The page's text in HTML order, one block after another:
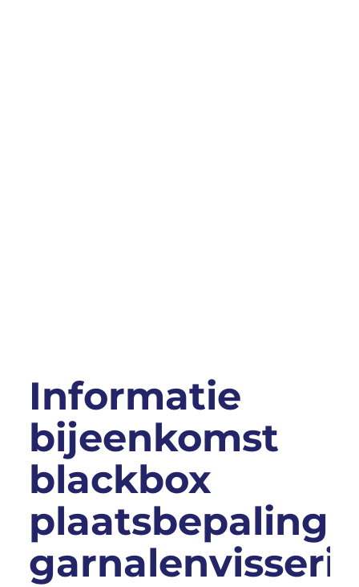
Informatie
bijeenkomst
blackbox
plaatsbepaling
garnalenvisserij